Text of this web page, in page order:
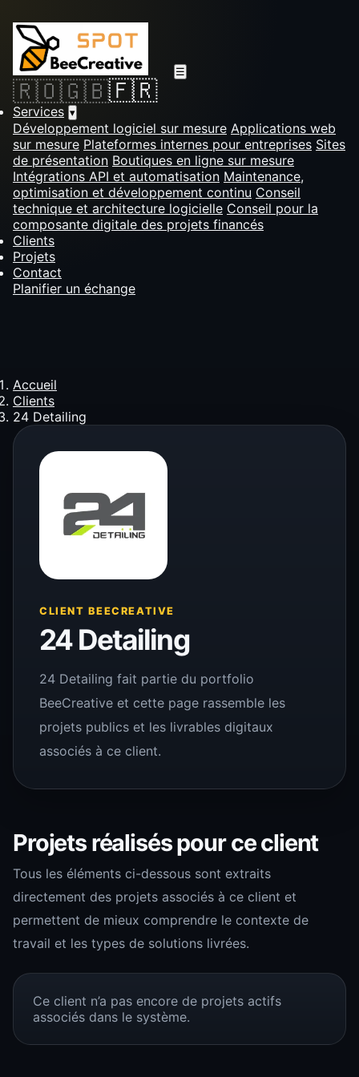
☰
🇷🇴🇬🇧🇫🇷
Services ▾
Développement logiciel sur mesure Applications web
sur mesure Plateformes internes pour entreprises Sites
de présentation Boutiques en ligne sur mesure
Intégrations API et automatisation Maintenance,
optimisation et développement continu Conseil
technique et architecture logicielle Conseil pour la
composante digitale des projets financés
Clients
Projets
Contact
Planifier un échange
Accueil
Clients
24 Detailing
CLIENT BEECREATIVE
24 Detailing
24 Detailing fait partie du portfolio
BeeCreative et cette page rassemble les
projets publics et les livrables digitaux
associés à ce client.
Projets réalisés pour ce client
Tous les éléments ci-dessous sont extraits
directement des projets associés à ce client et
permettent de mieux comprendre le contexte de
travail et les types de solutions livrées.
Ce client n’a pas encore de projets actifs
associés dans le système.